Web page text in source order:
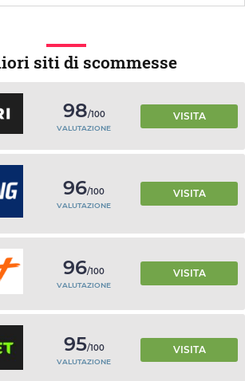
siti di scommesse
98/100
VALUTAZIONE
VISITA
96/100
VALUTAZIONE
VISITA
96/100
VALUTAZIONE
VISITA
95/100
VALUTAZIONE
VISITA